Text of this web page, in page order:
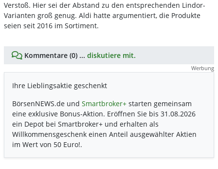
Verstoß. Hier sei der Abstand zu den entsprechenden Lindor-
Varianten groß genug. Aldi hatte argumentiert, die Produkte
seien seit 2016 im Sortiment.
Kommentare (0) ... diskutiere mit.
Werbung
Ihre Lieblingsaktie geschenkt
BörsenNEWS.de und Smartbroker+ starten gemeinsam
eine exklusive Bonus-Aktion. Eröffnen Sie bis 31.08.2026
ein Depot bei Smartbroker+ und erhalten als
Willkommensgeschenk einen Anteil ausgewählter Aktien
im Wert von 50 Euro!.